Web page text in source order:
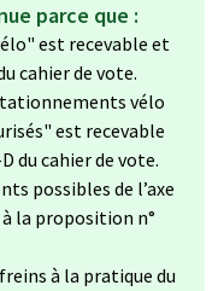
parce que :
est recevable et
cahier de vote.
vélo
est recevable
du cahier de vote.
possibles de l’axe
la proposition n°
à la pratique du